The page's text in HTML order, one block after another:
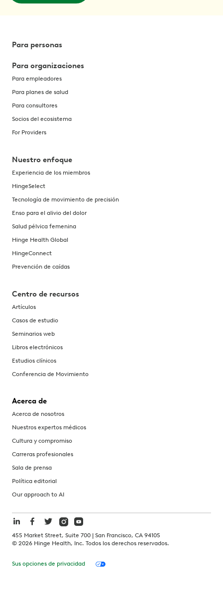
Para personas
Para organizaciones
Para empleadores
Para planes de salud
Para consultores
Socios del ecosistema
For Providers
Nuestro enfoque
Experiencia de los miembros
HingeSelect
Tecnología de movimiento de precisión
Enso para el alivio del dolor
Salud pélvica femenina
Hinge Health Global
HingeConnect
Prevención de caídas
Centro de recursos
Artículos
Casos de estudio
Seminarios web
Libros electrónicos
Estudios clínicos
Conferencia de Movimiento
Acerca de
Acerca de nosotros
Nuestros expertos médicos
Cultura y compromiso
Carreras profesionales
Sala de prensa
Política editorial
Our approach to AI
455 Market Street, Suite 700 | San Francisco, CA 94105
© 2026 Hinge Health, Inc. Todos los derechos reservados.
Sus opciones de privacidad